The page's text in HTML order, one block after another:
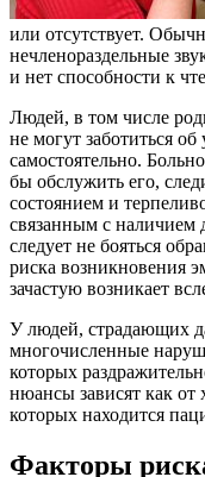
или отсутствует.
нечленораздельные
и нет способности к
Людей, в том числе
не могут заботиться
самостоятельно.
бы обслужить его,
состоянием и
связанным с наличием
следует не бояться
риска возникновения
зачастую возникает
У людей, страдающих
многочисленные
которых
нюансы зависят как от
которых находится
Факторы